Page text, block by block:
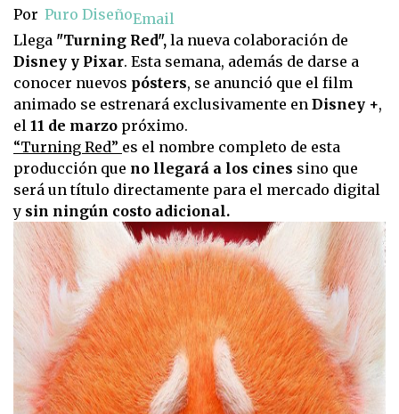
Por Puro DiseñoEmail
Llega "Turning Red", la nueva colaboración de
Disney y Pixar. Esta semana, además de darse a
conocer nuevos pósters, se anunció que el film
animado se estrenará exclusivamente en Disney +,
el 11 de marzo próximo.
“Turning Red” es el nombre completo de esta
producción que no llegará a los cines sino que
será un título directamente para el mercado digital
y sin ningún costo adicional.